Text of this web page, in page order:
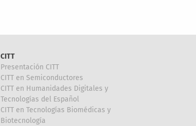
CITT
Presentación CITT
CITT en Semiconductores
CITT en Humanidades Digitales y
Tecnologías del Español
CITT en Tecnologías Biomédicas y
Biotecnología